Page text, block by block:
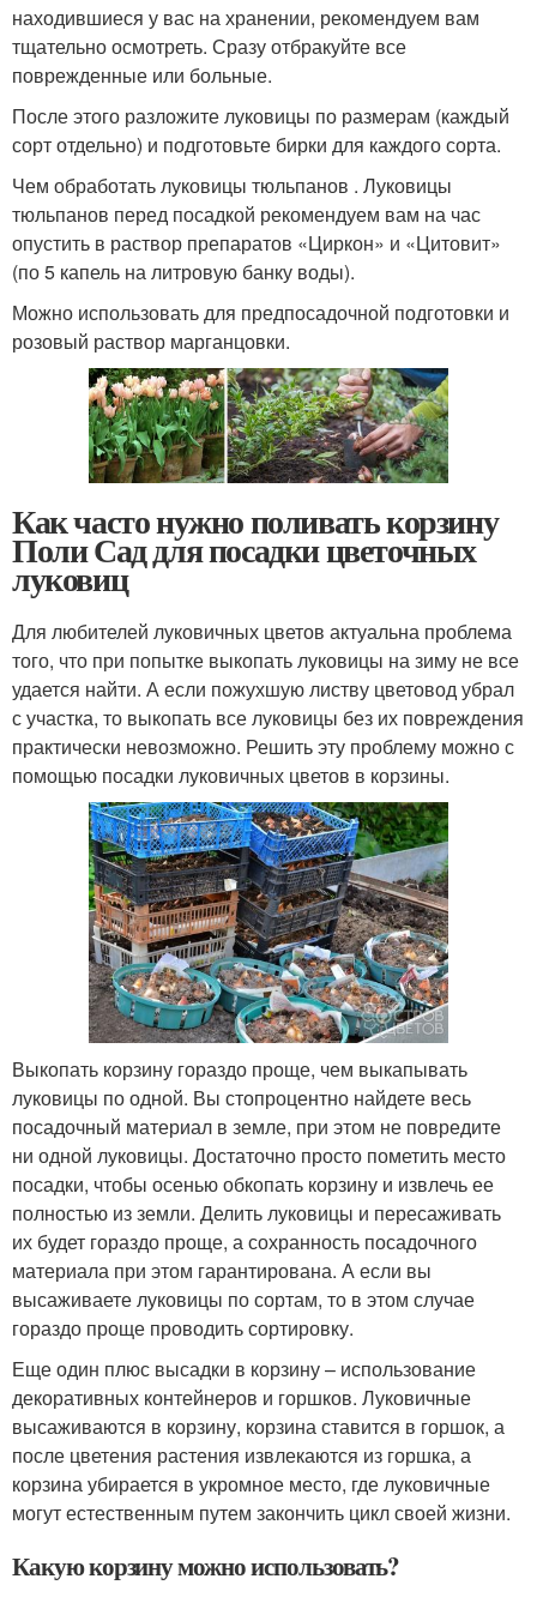
находившиеся у вас на хранении, рекомендуем вам
тщательно осмотреть. Сразу отбракуйте все
поврежденные или больные.
После этого разложите луковицы по размерам (каждый
сорт отдельно) и подготовьте бирки для каждого сорта.
Чем обработать луковицы тюльпанов . Луковицы
тюльпанов перед посадкой рекомендуем вам на час
опустить в раствор препаратов «Циркон» и «Цитовит»
(по 5 капель на литровую банку воды).
Можно использовать для предпосадочной подготовки и
розовый раствор марганцовки.
Как часто нужно поливать корзину
Поли Сад для посадки цветочных
луковиц
Для любителей луковичных цветов актуальна проблема
того, что при попытке выкопать луковицы на зиму не все
удается найти. А если пожухшую листву цветовод убрал
с участка, то выкопать все луковицы без их повреждения
практически невозможно. Решить эту проблему можно с
помощью посадки луковичных цветов в корзины.
Выкопать корзину гораздо проще, чем выкапывать
луковицы по одной. Вы стопроцентно найдете весь
посадочный материал в земле, при этом не повредите
ни одной луковицы. Достаточно просто пометить место
посадки, чтобы осенью обкопать корзину и извлечь ее
полностью из земли. Делить луковицы и пересаживать
их будет гораздо проще, а сохранность посадочного
материала при этом гарантирована. А если вы
высаживаете луковицы по сортам, то в этом случае
гораздо проще проводить сортировку.
Еще один плюс высадки в корзину – использование
декоративных контейнеров и горшков. Луковичные
высаживаются в корзину, корзина ставится в горшок, а
после цветения растения извлекаются из горшка, а
корзина убирается в укромное место, где луковичные
могут естественным путем закончить цикл своей жизни.
Какую корзину можно использовать?